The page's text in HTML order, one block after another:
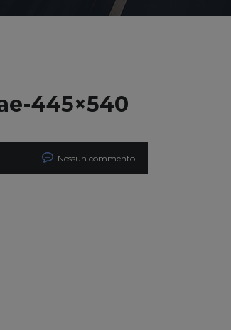
445×540
Nessun commento